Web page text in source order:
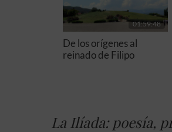
01:59:48
De los orígenes al
reinado de Filipo
La Ilíada: poesía,